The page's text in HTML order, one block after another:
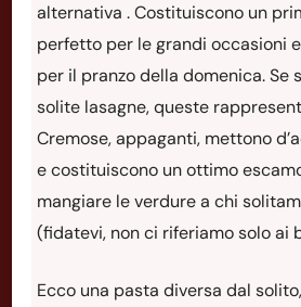
alternativa . Costituiscono un
perfetto per le grandi occasioni
per il pranzo della domenica. Se
solite lasagne, queste
Cremose, appaganti, mettono
e costituiscono un ottimo
mangiare le verdure a chi
(fidatevi, non ci riferiamo solo ai
Ecco una pasta diversa dal